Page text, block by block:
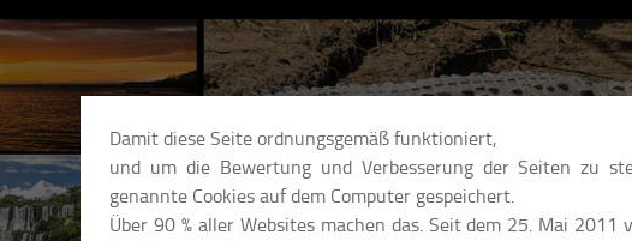
Damit diese Seite ordnungsgemäß funktioniert,
und um die Bewertung und Verbesserung der Seiten zu
genannte Cookies auf dem Computer gespeichert.
Über 90 % aller Websites machen das. Seit dem 25. Mai